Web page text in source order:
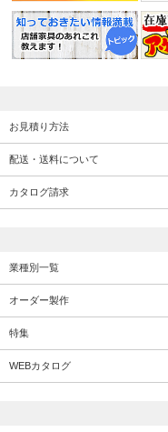
お見積り方法
配送・送料について
カタログ請求
業種別一覧
オーダー製作
特集
WEBカタログ